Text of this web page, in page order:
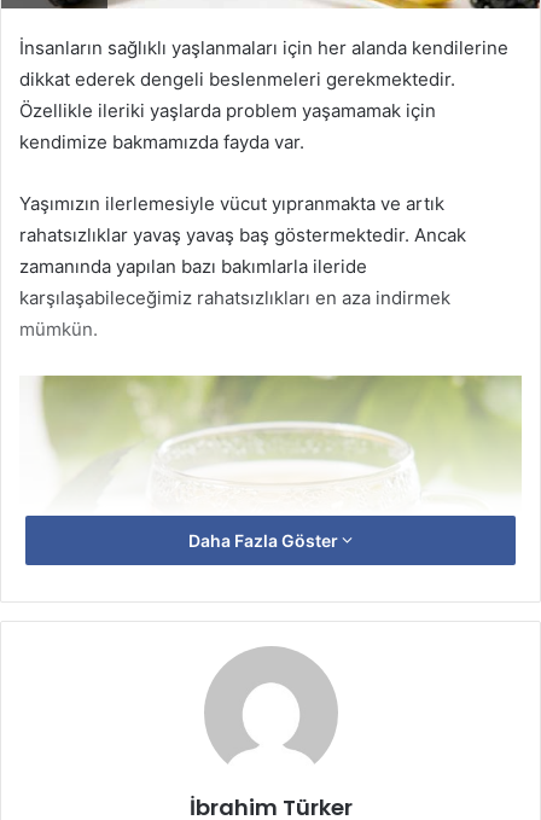
İnsanların sağlıklı yaşlanmaları için her alanda kendilerine
dikkat ederek dengeli beslenmeleri gerekmektedir.
Özellikle ileriki yaşlarda problem yaşamamak için
kendimize bakmamızda fayda var.
Yaşımızın ilerlemesiyle vücut yıpranmakta ve artık
rahatsızlıklar yavaş yavaş baş göstermektedir. Ancak
zamanında yapılan bazı bakımlarla ileride
karşılaşabileceğimiz rahatsızlıkları en aza indirmek
mümkün.
Yeşil Çay
ağız ve diş sağlığı. İleriki yaşlarda
Daha Fazla Göster
İbrahim Türker